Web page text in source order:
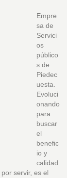
Empre
sa de
Servici
os
público
s de
Piedec
uesta.
Evoluci
onando
para
buscar
el
benefic
io y
calidad
servir, es el